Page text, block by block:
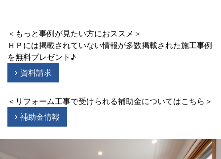
＜もっと事例が見たい方におススメ＞
ＨＰには掲載されていない情報が多数掲載された施工事例
を無料プレゼント♪
資料請求
＜リフォーム工事で受けられる補助金についてはこちら＞
補助金情報